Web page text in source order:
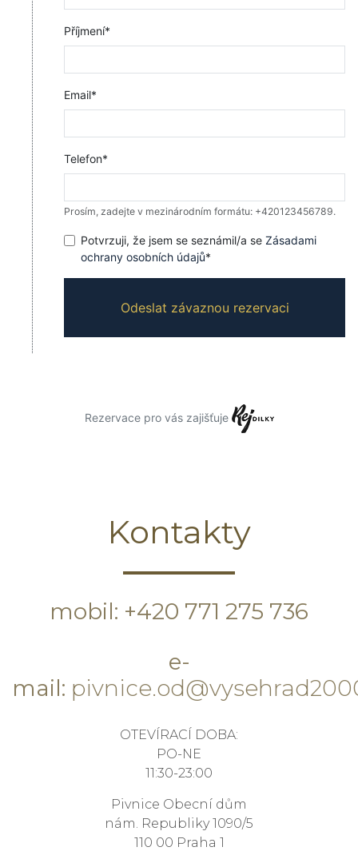
Kontakty
mobil: +420 771 275 736
e-
mail:
OTEVÍRACÍ DOBA:
PO-NE
11:30-23:00
Pivnice Obecní dům
nám. Republiky 1090/5
110 00 Praha 1